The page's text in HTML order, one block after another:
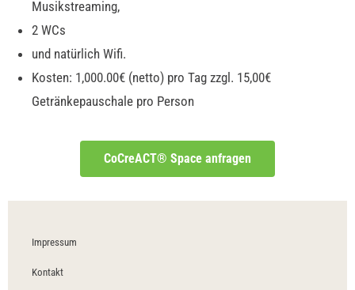
Musikstreaming,
2 WCs
und natürlich Wifi.
Kosten: 1,000.00€ (netto) pro Tag zzgl. 15,00€
Getränkepauschale pro Person
CoCreACT® Space anfragen
Impressum
Kontakt